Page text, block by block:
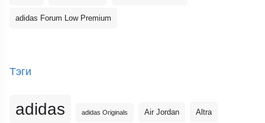
adidas Forum Low Premium
Тэги
adidas adidas Originals Air Jordan Altra